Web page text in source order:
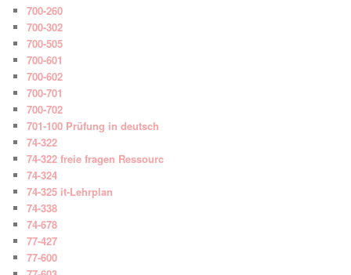
700-260
700-302
700-505
700-601
700-602
700-701
700-702
701-100 Prüfung in deutsch
74-322
74-322 freie fragen Ressourc
74-324
74-325 it-Lehrplan
74-338
74-678
77-427
77-600